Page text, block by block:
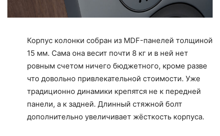
Корпус колонки собран из MDF-панелей толщиной
15 мм. Сама она весит почти 8 кг и в ней нет
ровным счетом ничего бюджетного, кроме разве
что довольно привлекательной стоимости. Уже
традиционно динамики крепятся не к передней
панели, а к задней. Длинный стяжной болт
дополнительно увеличивает жёсткость корпуса.